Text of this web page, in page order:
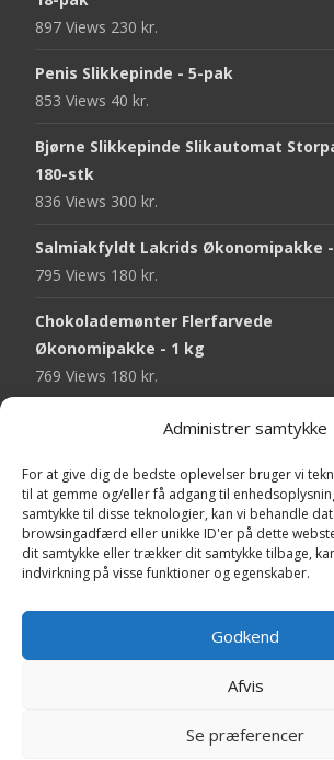
Administrer samtykke
For at give dig de bedste oplevelser bruger vi
til at gemme og/eller få adgang til
samtykke til disse teknologier, kan vi behandle
browsingadfærd eller unikke ID'er på dette
dit samtykke eller trækker dit samtykke tilbage,
indvirkning på visse funktioner og egenskaber.
Godkend
Afvis
Se præferencer
897 Views 230 kr.
Penis Slikkepinde - 5-pak
853 Views 40 kr.
Bjørne Slikkepinde Slikautomat
180-stk
836 Views 300 kr.
Salmiakfyldt Lakrids Økonomipakke
795 Views 180 kr.
Chokolademønter Flerfarvede
Økonomipakke - 1 kg
769 Views 180 kr.
Malaco Stjerner Lakrids - 92 gram
Pringles Hot & Spicy - 165 gram
745 Views40 kr.
Fini Krudttønder Tyggegummi
, Themei-craftby